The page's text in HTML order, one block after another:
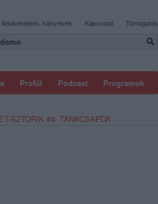
Profül Podcast Programok
Adatvédelem, irányelvek Kapcsolat Támogatás
SZTORIK #4: TANKCSAPDA